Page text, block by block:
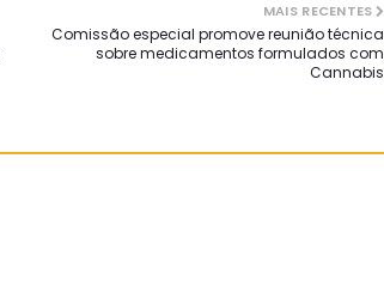
MAIS RECENTES
Comissão especial promove reunião técnica
sobre medicamentos formulados com
Cannabis